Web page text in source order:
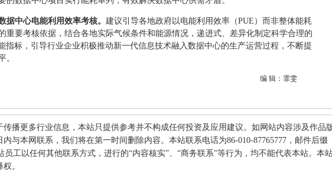
据中心电能利用效率考核。 建议引导各地政府以电能利用效率（PUE）而非整体能耗
重要考核依据，结合各地实际气候条件和能源情况，递进式、差异化制定科学合理的
指标，引导行业企业积极推动新一代信息技术融入数据中心的生产运营过程，不断提
。
编 辑：霏雯
传播更多行业信息，本站只提供参考并不构成任何投资及应用建议。如网站内容涉及作品
与本网联系，我们将在第一时间删除内容。本站联系电话为86-010-87765777，邮件后缀
员工以任何其他联系方式，进行的“内容核实”、“商务联系”等行为，均不能代表本站。本
。